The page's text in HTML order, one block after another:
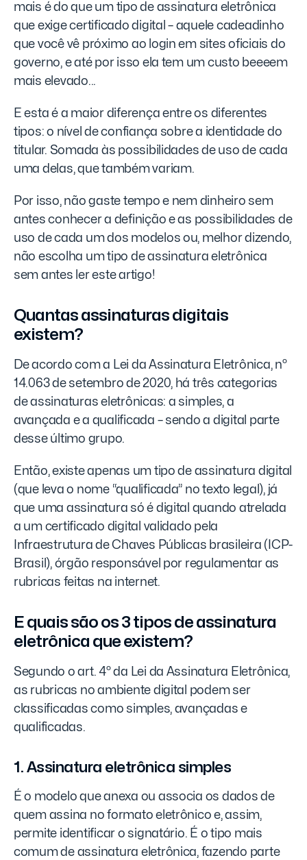
mais é do que um tipo de assinatura eletrônica
que exige certificado digital – aquele cadeadinho
que você vê próximo ao login em sites oficiais do
governo, e até por isso ela tem um custo beeeem
mais elevado...
E esta é a maior diferença entre os diferentes
tipos: o nível de confiança sobre a identidade do
titular. Somada às possibilidades de uso de cada
uma delas, que também variam.
Por isso, não gaste tempo e nem dinheiro sem
antes conhecer a definição e as possibilidades de
uso de cada um dos modelos ou, melhor dizendo,
não escolha um tipo de assinatura eletrônica
sem antes ler este artigo!
Quantas assinaturas digitais
existem?
De acordo com a Lei da Assinatura Eletrônica, nº
14.063 de setembro de 2020, há três categorias
de assinaturas eletrônicas: a simples, a
avançada e a qualificada – sendo a digital parte
desse último grupo.
Então, existe apenas um tipo de assinatura digital
(que leva o nome “qualificada” no texto legal), já
que uma assinatura só é digital quando atrelada
a um certificado digital validado pela
Infraestrutura de Chaves Públicas brasileira (ICP-
Brasil), órgão responsável por regulamentar as
rubricas feitas na internet.
E quais são os 3 tipos de assinatura
eletrônica que existem?
Segundo o art. 4º da Lei da Assinatura Eletrônica,
as rubricas no ambiente digital podem ser
classificadas como simples, avançadas e
qualificadas.
1. Assinatura eletrônica simples
É o modelo que anexa ou associa os dados de
quem assina no formato eletrônico e, assim,
permite identificar o signatário. É o tipo mais
comum de assinatura eletrônica, fazendo parte